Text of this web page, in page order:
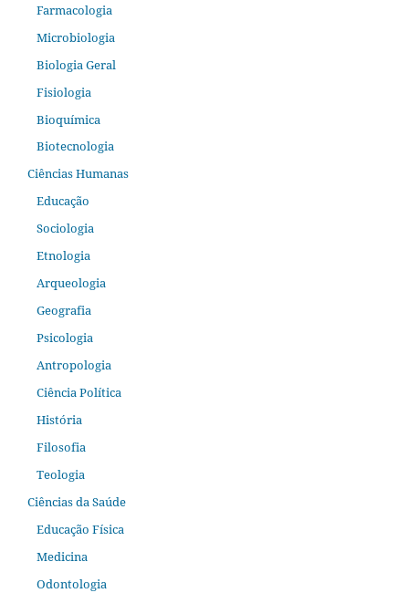
Farmacologia
Microbiologia
Biologia Geral
Fisiologia
Bioquímica
Biotecnologia
Ciências Humanas
Educação
Sociologia
Etnologia
Arqueologia
Geografia
Psicologia
Antropologia
Ciência Política
História
Filosofia
Teologia
Ciências da Saúde
Educação Física
Medicina
Odontologia